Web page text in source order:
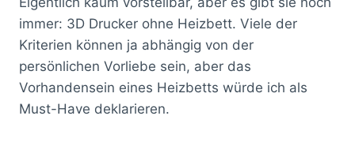
immer: 3D Drucker ohne Heizbett. Viele der
Kriterien können ja abhängig von der
persönlichen Vorliebe sein, aber das
Vorhandensein eines Heizbetts würde ich als
Must-Have deklarieren.